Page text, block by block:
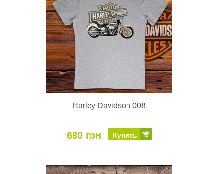
Harley Davidson 008
680 грн Купить